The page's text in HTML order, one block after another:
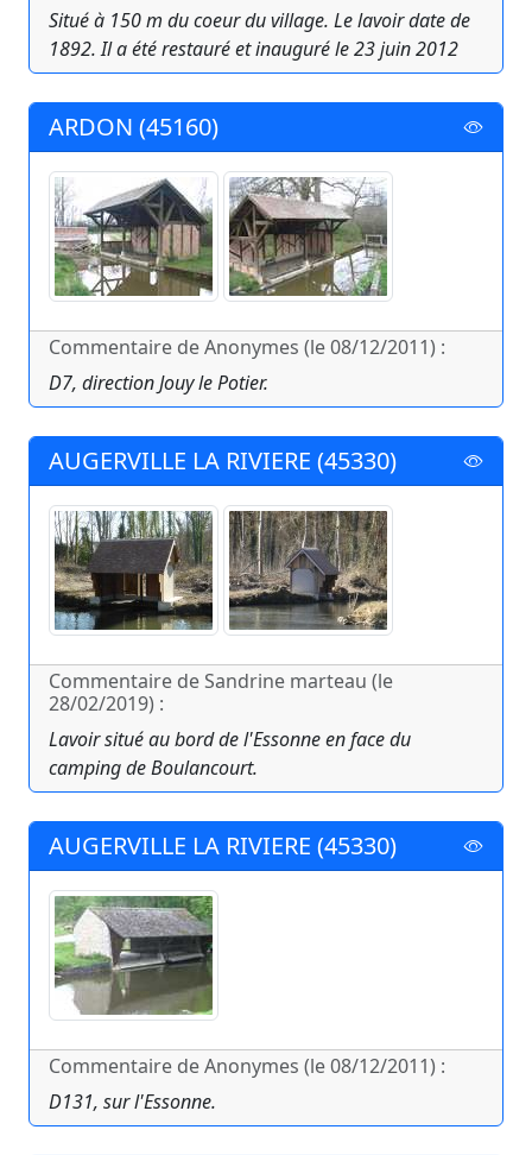
Situé à 150 m du coeur du village. Le lavoir date de
1892. Il a été restauré et inauguré le 23 juin 2012
ARDON (45160)
Commentaire de Anonymes (le 08/12/2011) :
D7, direction Jouy le Potier.
AUGERVILLE LA RIVIERE (45330)
Commentaire de Sandrine marteau (le
28/02/2019) :
Lavoir situé au bord de l'Essonne en face du
camping de Boulancourt.
AUGERVILLE LA RIVIERE (45330)
Commentaire de Anonymes (le 08/12/2011) :
D131, sur l'Essonne.